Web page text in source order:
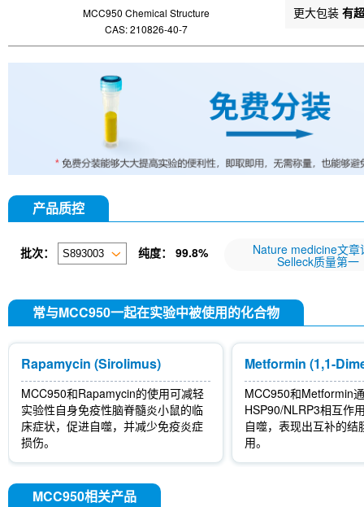
MCC950 Chemical Structure
CAS: 210826-40-7
更大包装 有
产品质控
批次： 纯度： 99.8% Nature medicine文章
Selleck质量第一
常与MCC950一起在实验中被使用的化合物
Rapamycin (Sirolimus)
MCC950和Rapamycin的使用可减轻
实验性自身免疫性脑脊髓炎小鼠的临
床症状，促进自噬，并减少免疫炎症
损伤。
MCC950和Metformin
HSP90/NLRP3相互作
自噬，表现出互补的结
用。
MCC950相关产品